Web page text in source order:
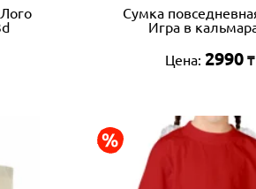
Сумка
Игра в
Цена: 2990 ₸